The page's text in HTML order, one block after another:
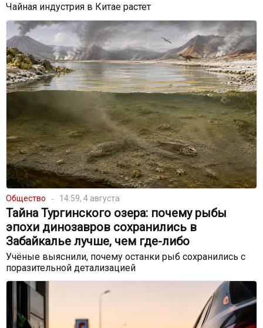
Чайная индустрия в Китае растет
Общество 14:59, 4 августа
Тайна Тургинского озера: почему рыбы
эпохи динозавров сохранились в
Забайкалье лучше, чем где-либо
Учёные выяснили, почему останки рыб сохранились с
поразительной детализацией